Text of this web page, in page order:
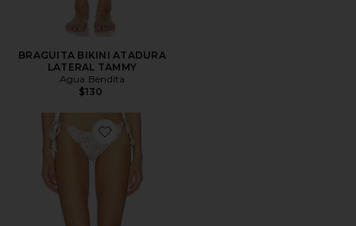
BRAGUITA BIKINI ATADURA
LATERAL TAMMY
Agua Bendita
$130
Favorite BRAGUITA BIKINI ATADURA LATERAL